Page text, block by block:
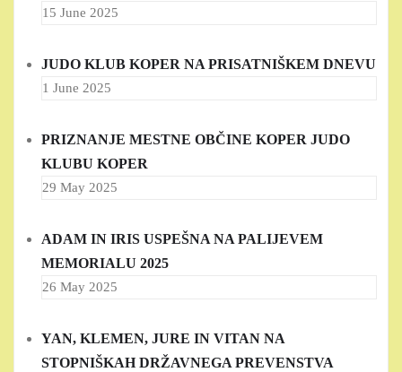
15 June 2025
JUDO KLUB KOPER NA PRISATNIŠKEM DNEVU
1 June 2025
PRIZNANJE MESTNE OBČINE KOPER JUDO
KLUBU KOPER
29 May 2025
ADAM IN IRIS USPEŠNA NA PALIJEVEM
MEMORIALU 2025
26 May 2025
YAN, KLEMEN, JURE IN VITAN NA
STOPNIŠKAH DRŽAVNEGA PREVENSTVA